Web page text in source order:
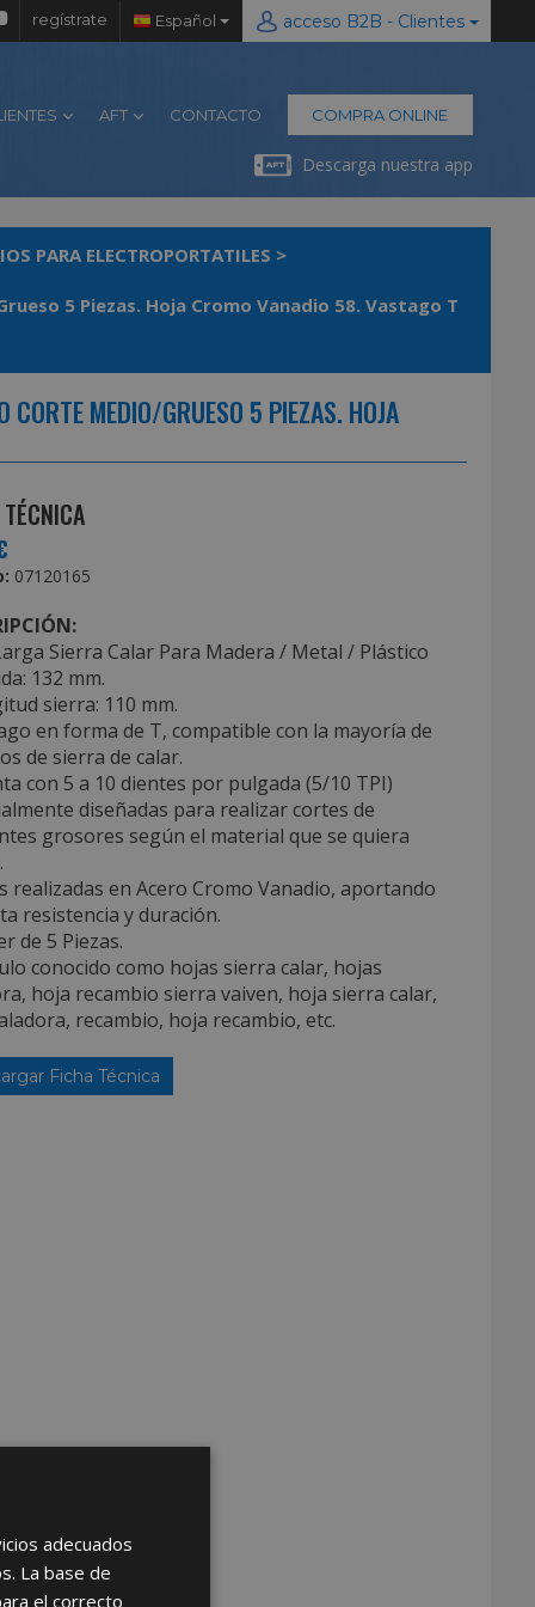
regístrate Español acceso B2B - Clientes
AFT CONTACTO COMPRA ONLINE
Descarga nuestra app
PARA ELECTROPORTATILES >
5 Piezas. Hoja Cromo Vanadio 58. Vastago T
MEDIO/GRUESO 5 PIEZAS. HOJA
07120165
Sierra Calar Para Madera / Metal / Plástico
132 mm.
sierra: 110 mm.
en forma de T, compatible con la mayoría de
de sierra de calar.
con 5 a 10 dientes por pulgada (5/10 TPI)
diseñadas para realizar cortes de
grosores según el material que se quiera
realizadas en Acero Cromo Vanadio, aportando
resistencia y duración.
de 5 Piezas.
conocido como hojas sierra calar, hojas
hoja recambio sierra vaiven, hoja sierra calar,
recambio, hoja recambio, etc.
Ficha Técnica
adecuados
La base de
el correcto